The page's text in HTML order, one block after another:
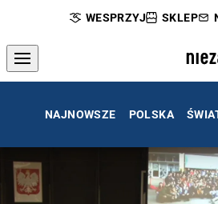
WESPRZYJ SKLEP
NAJNOWSZE POLSKA